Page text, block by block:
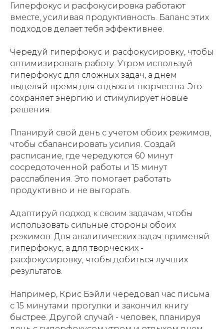
Гиперфокус и расфокусировка работают
вместе, усиливая продуктивность. Баланс этих
подходов делает тебя эффективнее.
Чередуй гиперфокус и расфокусировку, чтобы
оптимизировать работу. Утром используй
гиперфокус для сложных задач, а днем
выделяй время для отдыха и творчества. Это
сохраняет энергию и стимулирует новые
решения.
Планируй свой день с учетом обоих режимов,
чтобы сбалансировать усилия. Создай
расписание, где чередуются 60 минут
сосредоточенной работы и 15 минут
расслабления. Это помогает работать
продуктивно и не выгорать.
Адаптируй подход к своим задачам, чтобы
использовать сильные стороны обоих
режимов. Для аналитических задач применяй
гиперфокус, а для творческих -
расфокусировку, чтобы добиться лучших
результатов.
Например, Крис Бэйли чередовал час письма
с 15 минутами прогулки и закончил книгу
быстрее. Другой случай - человек, планируя